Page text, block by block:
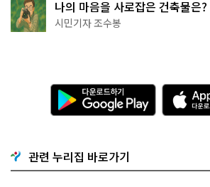
나의 마음을 사로잡은 건축물은
상작 공개!
시민기자 조수봉
다
운
로
기
G
o
관련 누리집 바로가기